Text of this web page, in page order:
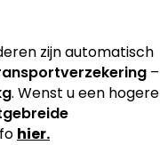
zijn automatisch
–
. Wenst u een hogere
hier.